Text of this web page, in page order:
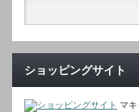
ショッピングサイト
マ